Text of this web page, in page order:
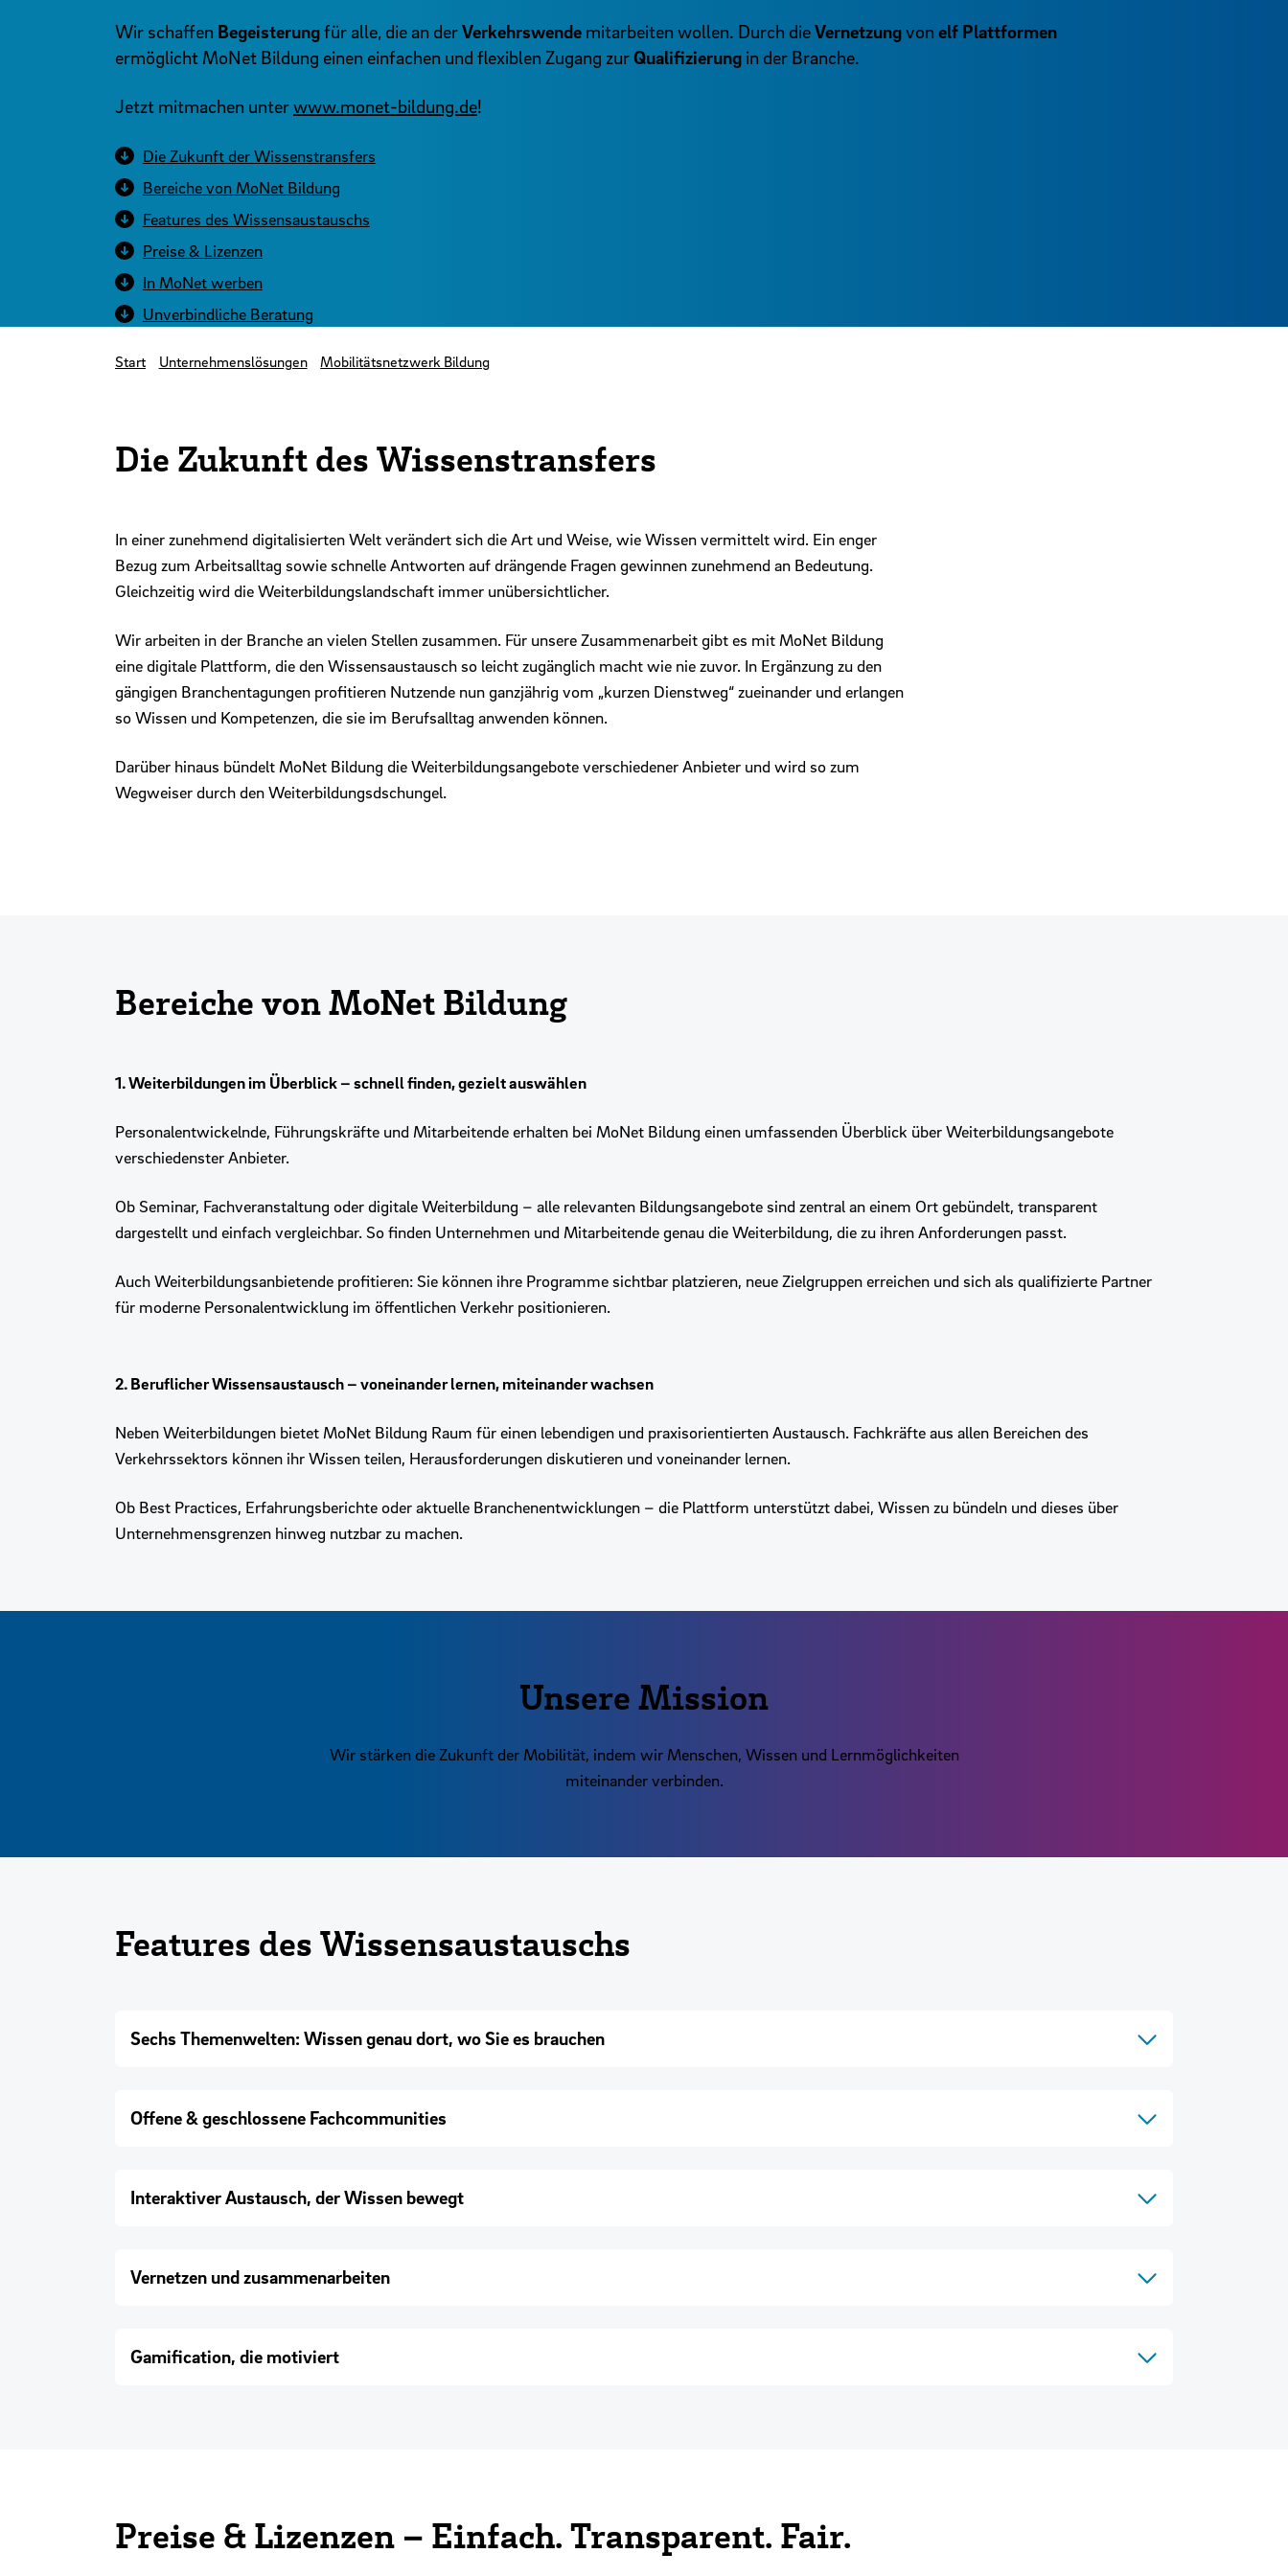
Wir schaffen Begeisterungfür alle, die an derVerkehrswende mitarbeiten wollen. Durch dieVernetzungvon elf Plattformen
ermöglicht MoNet Bildung einen einfachen und flexiblen Zugang zurQualifizierung in der Branche.
Jetzt mitmachen unterwww.monet-bildung.de!
Die Zukunft der Wissenstransfers
Bereiche von MoNet Bildung
Features des Wissensaustauschs
Preise & Lizenzen
In MoNet werben
Unverbindliche Beratung
Start Unternehmenslösungen Mobilitätsnetzwerk Bildung
Die Zukunft des Wissenstransfers
In einer zunehmend digitalisierten Welt verändert sich die Art und Weise, wie Wissen vermittelt wird. Ein enger
Bezug zum Arbeitsalltag sowie schnelle Antworten auf drängende Fragen gewinnen zunehmend an Bedeutung.
Gleichzeitig wird die Weiterbildungslandschaft immer unübersichtlicher.
Wir arbeiten in der Branche an vielen Stellen zusammen. Für unsere Zusammenarbeit gibt es mit MoNet Bildung
eine digitale Plattform, die den Wissensaustausch so leicht zugänglich macht wie nie zuvor. In Ergänzung zu den
gängigen Branchentagungen profitieren Nutzende nun ganzjährig vom „kurzen Dienstweg“ zueinander und erlangen
so Wissen und Kompetenzen, die sie im Berufsalltag anwenden können.
Darüber hinaus bündelt MoNet Bildung die Weiterbildungsangebote verschiedener Anbieter und wird so zum
Wegweiser durch den Weiterbildungsdschungel.
Bereiche von MoNet Bildung
1. Weiterbildungen im Überblick – schnell finden, gezielt auswählen
Personalentwickelnde, Führungskräfte und Mitarbeitende erhalten bei MoNet Bildung einen umfassenden Überblick über Weiterbildungsangebote
verschiedenster Anbieter.
Ob Seminar, Fachveranstaltung oder digitale Weiterbildung – alle relevanten Bildungsangebote sind zentral an einem Ort gebündelt, transparent
dargestellt und einfach vergleichbar. So finden Unternehmen und Mitarbeitende genau die Weiterbildung, die zu ihren Anforderungen passt.
Auch Weiterbildungsanbietende profitieren: Sie können ihre Programme sichtbar platzieren, neue Zielgruppen erreichen und sich als qualifizierte Partner
für moderne Personalentwicklung im öffentlichen Verkehr positionieren.
2. Beruflicher Wissensaustausch – voneinander lernen, miteinander wachsen
Neben Weiterbildungen bietet MoNet Bildung Raum für einen lebendigen und praxisorientierten Austausch. Fachkräfte aus allen Bereichen des
Verkehrssektors können ihr Wissen teilen, Herausforderungen diskutieren und voneinander lernen.
Ob Best Practices, Erfahrungsberichte oder aktuelle Branchenentwicklungen – die Plattform unterstützt dabei, Wissen zu bündeln und dieses über
Unternehmensgrenzen hinweg nutzbar zu machen.
Unsere Mission
Wir stärken die Zukunft der Mobilität, indem wir Menschen, Wissen und Lernmöglichkeiten
miteinander verbinden.
Features des Wissensaustauschs
Sechs Themenwelten: Wissen genau dort, wo Sie es brauchen
Offene & geschlossene Fachcommunities
Interaktiver Austausch, der Wissen bewegt
Vernetzen und zusammenarbeiten
Gamification, die motiviert
Preise & Lizenzen – Einfach. Transparent. Fair.